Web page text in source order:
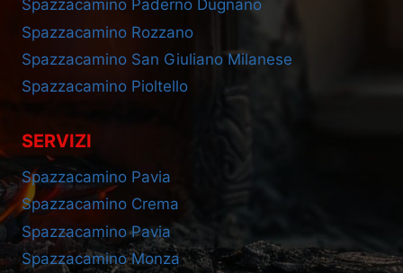
Spazzacamino Paderno Dugnano
Spazzacamino Rozzano
Spazzacamino San Giuliano Milanese
Spazzacamino Pioltello
SERVIZI
Spazzacamino Pavia
Spazzacamino Crema
Spazzacamino Pavia
Spazzacamino Monza